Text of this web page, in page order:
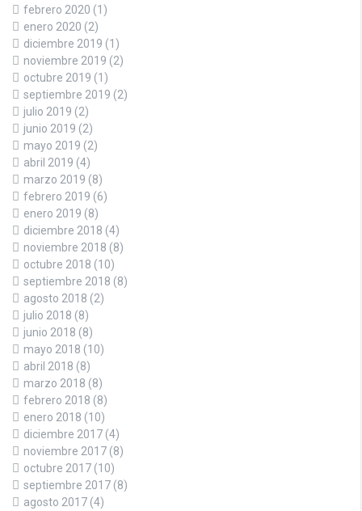
febrero 2020 (1)
enero 2020 (2)
diciembre 2019 (1)
noviembre 2019 (2)
octubre 2019 (1)
septiembre 2019 (2)
julio 2019 (2)
junio 2019 (2)
mayo 2019 (2)
abril 2019 (4)
marzo 2019 (8)
febrero 2019 (6)
enero 2019 (8)
diciembre 2018 (4)
noviembre 2018 (8)
octubre 2018 (10)
septiembre 2018 (8)
agosto 2018 (2)
julio 2018 (8)
junio 2018 (8)
mayo 2018 (10)
abril 2018 (8)
marzo 2018 (8)
febrero 2018 (8)
enero 2018 (10)
diciembre 2017 (4)
noviembre 2017 (8)
octubre 2017 (10)
septiembre 2017 (8)
agosto 2017 (4)